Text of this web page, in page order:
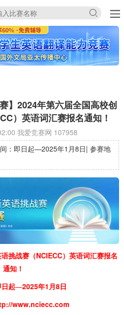
】2024年第六届全国高校创
）英语词汇赛报名通知！
我爱竞赛网 107958
：即日起—2025年1月8日| 参赛地
挑战赛（NCIECC）英语词汇赛报名
通知！
起—2025年1月8日
www.nciecc.com